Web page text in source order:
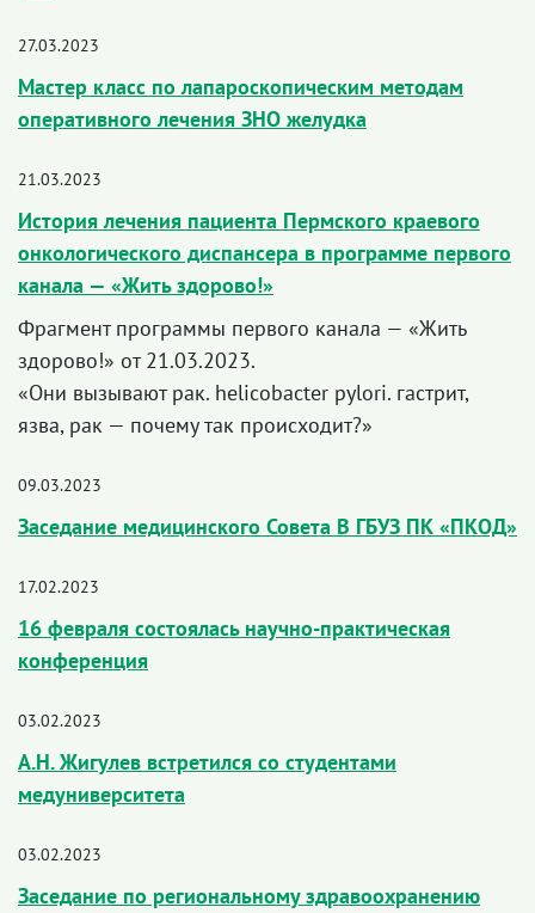
27.03.2023
Мастер класс по лапароскопическим методам
оперативного лечения ЗНО желудка
21.03.2023
История лечения пациента Пермского краевого
онкологического диспансера в программе первого
канала — «Жить здорово!»
Фрагмент программы первого канала — «Жить
здорово!» от 21.03.2023.
«Они вызывают рак. helicobacter pylori. гастрит,
язва, рак — почему так происходит?»
09.03.2023
Заседание медицинского Совета В ГБУЗ ПК «ПКОД»
17.02.2023
16 февраля состоялась научно-практическая
конференция
03.02.2023
А.Н. Жигулев встретился со студентами
медуниверситета
03.02.2023
Заседание по региональному здравоохранению